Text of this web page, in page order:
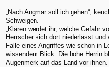
„Nach Angmar soll ich gehen“,
Schweigen.
„Klären werdet ihr, welche Gefahr
Herrscher sich dort niederlässt und
Falle eines Angriffes wie schon in
wissendem Blick. Die hohe Herrin
Augenmerk auf das Land vor